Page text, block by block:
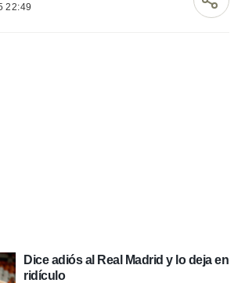
22:49
Dice adiós al Real Madrid y lo deja en
ridículo